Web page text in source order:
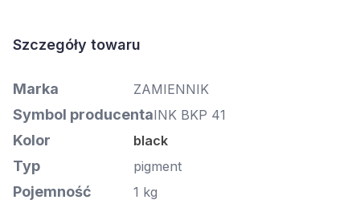
Szczegóły towaru
Marka ZAMIENNIK
Symbol producentaINK BKP 41
Kolor black
Typ pigment
Pojemność 1 kg